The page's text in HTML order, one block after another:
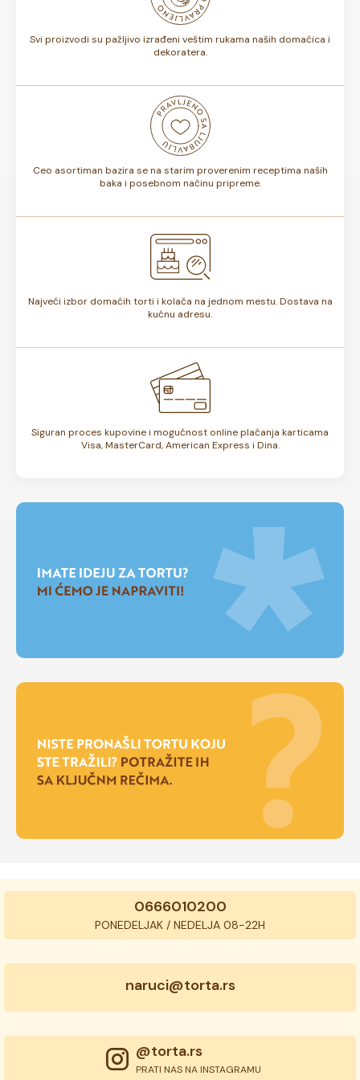
Svi proizvodi su pažljivo izrađeni veštim rukama naših domaćica i
dekoratera.
Ceo asortiman bazira se na starim proverenim receptima naših
baka i posebnom načinu pripreme.
Najveći izbor domaćih torti i kolača na jednom mestu. Dostava na
kućnu adresu.
Siguran proces kupovine i mogućnost online plaćanja karticama
Visa, MasterCard, American Express i Dina.
0666010200
PONEDELJAK / NEDELJA 08-22H
naruci@torta.rs
@torta.rs
PRATI NAS NA INSTAGRAMU